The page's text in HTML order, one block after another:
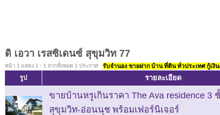
ดิ เอวา เรสซิเดนซ์ สุขุมวิท 77
หน้า 1 แสดง 1 - 1 จากทั้งหมด 1 ประกาศ รับจำนอง ขายฝาก บ้าน ที่ดิน ทั่วประเทศ กู้เงิ
รูป รายละเอียด
ขายบ้านหรูเกินราคา The Ava residence 3
สุขุมวิท-อ่อนนุช พร้อมเฟอร์นิเจอร์